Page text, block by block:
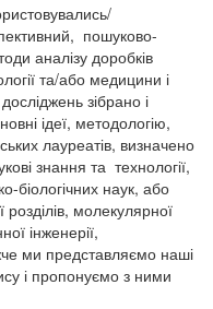
пошуково-
аналізу доробків
та/або медицини і
зібрано і
ідеї, методологію,
лауреатів, визначено
знання та технології,
біологічних наук, або
розділів, молекулярної
інженерії,
ми представляємо наші
і пропонуємо з ними